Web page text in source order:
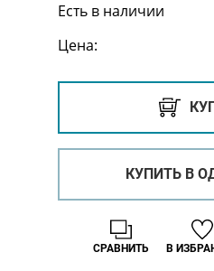
Есть в наличии
Цена:
КУПИТЬ В
В
СРАВНИТЬ